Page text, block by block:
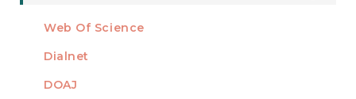
Web Of Science
Dialnet
DOAJ